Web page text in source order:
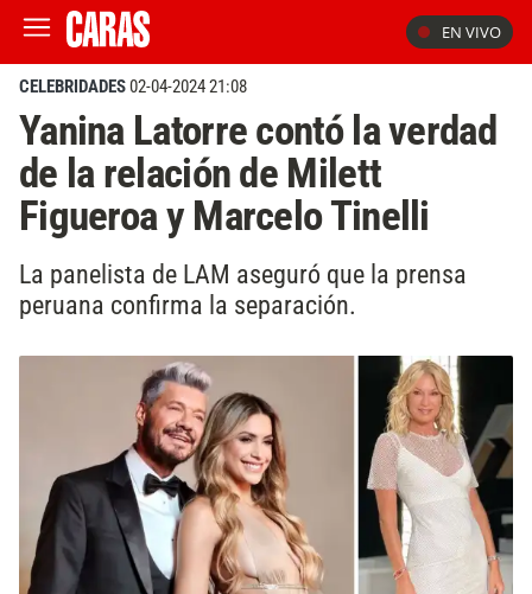
EN VIVO
CELEBRIDADES02-04-2024 21:08
Yanina Latorre contó la verdad
de la relación de Milett
Figueroa y Marcelo Tinelli
La panelista de LAM aseguró que la prensa
peruana confirma la separación.